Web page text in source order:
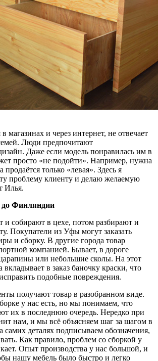
магазинах и через интернет, не отвечает
Люди предпочитают
Даже если модель понравилась им в
просто «не подойти». Например, нужна
продаётся только «левая». Здесь я
проблему клиенту и делаю желаемую
Илья.
до Финляндии
и собирают в цехе, потом разбирают и
Покупатели из Уфы могут заказать
и сборку. В другие города товар
компанией. Бывает, в дороге
или небольшие сколы. На этот
вкладывает в заказ баночку краски, что
подобные повреждения.
получают товар в разобранном виде.
у нас есть, но мы понимаем, что
их в последнюю очередь. Нередко при
нам, и мы всё объясняем шаг за шагом в
деталях подписываем обозначения,
Как правило, проблем со сборкой у
Опыт производства у нас большой, и
нашу мебель было быстро и легко